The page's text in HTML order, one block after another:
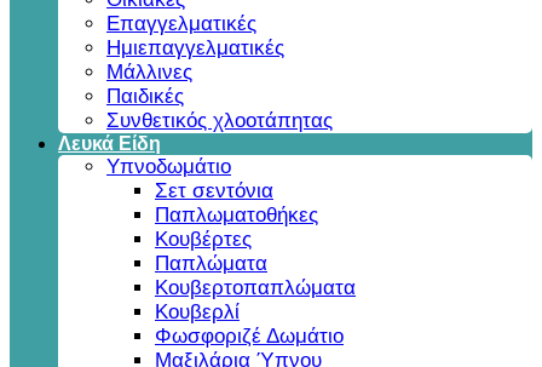
Επαγγελματικές
Ημιεπαγγελματικές
Μάλλινες
Παιδικές
Συνθετικός χλοοτάπητας
Λευκά Είδη
Υπνοδωμάτιο
Σετ σεντόνια
Παπλωματοθήκες
Κουβέρτες
Παπλώματα
Κουβερτοπαπλώματα
Κουβερλί
Φωσφοριζέ Δωμάτιο
Μαξιλάρια Ύπνου